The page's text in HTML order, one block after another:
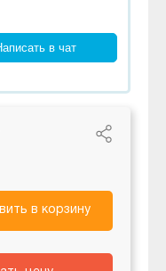
в чат
в корзину